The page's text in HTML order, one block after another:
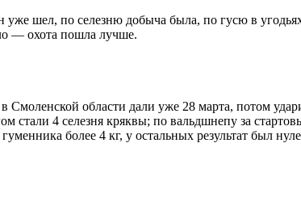
шел, по селезню добыча была, по гусю в
— охота пошла лучше.
Смоленской области дали уже 28 марта, потом
стали 4 селезня кряквы; по вальдшнепу за
более 4 кг, у остальных результат был